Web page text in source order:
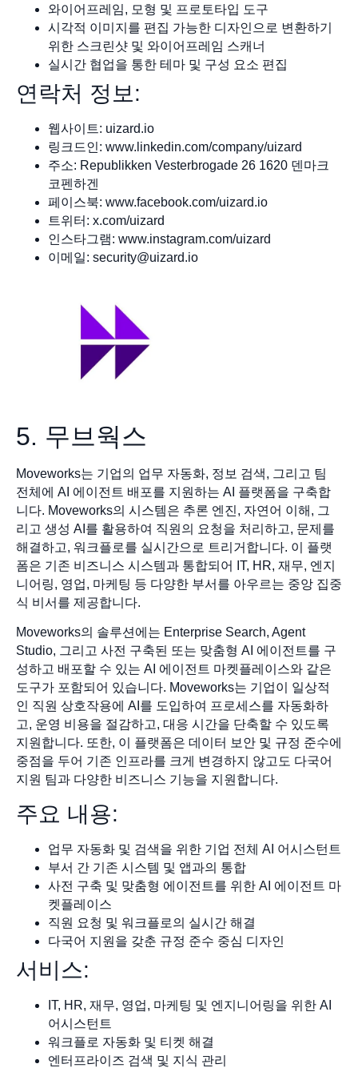
와이어프레임, 모형 및 프로토타입 도구
시각적 이미지를 편집 가능한 디자인으로 변환하기
위한 스크린샷 및 와이어프레임 스캐너
실시간 협업을 통한 테마 및 구성 요소 편집
연락처 정보:
웹사이트: uizard.io
링크드인: www.linkedin.com/company/uizard
주소: Republikken Vesterbrogade 26 1620 덴마크
코펜하겐
페이스북: www.facebook.com/uizard.io
트위터: x.com/uizard
인스타그램: www.instagram.com/uizard
이메일: security@uizard.io
5. 무브웍스
Moveworks는 기업의 업무 자동화, 정보 검색, 그리고 팀
전체에 AI 에이전트 배포를 지원하는 AI 플랫폼을 구축합
니다. Moveworks의 시스템은 추론 엔진, 자연어 이해, 그
리고 생성 AI를 활용하여 직원의 요청을 처리하고, 문제를
해결하고, 워크플로를 실시간으로 트리거합니다. 이 플랫
폼은 기존 비즈니스 시스템과 통합되어 IT, HR, 재무, 엔지
니어링, 영업, 마케팅 등 다양한 부서를 아우르는 중앙 집중
식 비서를 제공합니다.
Moveworks의 솔루션에는 Enterprise Search, Agent
Studio, 그리고 사전 구축된 또는 맞춤형 AI 에이전트를 구
성하고 배포할 수 있는 AI 에이전트 마켓플레이스와 같은
도구가 포함되어 있습니다. Moveworks는 기업이 일상적
인 직원 상호작용에 AI를 도입하여 프로세스를 자동화하
고, 운영 비용을 절감하고, 대응 시간을 단축할 수 있도록
지원합니다. 또한, 이 플랫폼은 데이터 보안 및 규정 준수에
중점을 두어 기존 인프라를 크게 변경하지 않고도 다국어
지원 팀과 다양한 비즈니스 기능을 지원합니다.
주요 내용:
업무 자동화 및 검색을 위한 기업 전체 AI 어시스턴트
부서 간 기존 시스템 및 앱과의 통합
사전 구축 및 맞춤형 에이전트를 위한 AI 에이전트 마
켓플레이스
직원 요청 및 워크플로의 실시간 해결
다국어 지원을 갖춘 규정 준수 중심 디자인
서비스:
IT, HR, 재무, 영업, 마케팅 및 엔지니어링을 위한 AI
어시스턴트
워크플로 자동화 및 티켓 해결
엔터프라이즈 검색 및 지식 관리